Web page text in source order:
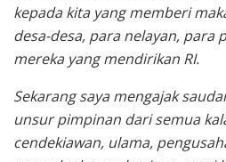
kepada kita yang memberi
desa-desa, para nelayan, para
mereka yang mendirikan RI.
Sekarang saya mengajak
unsur pimpinan dari semua
cendekiawan, ulama,